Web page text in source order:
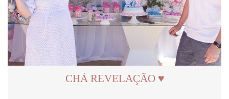
CHÁ REVELAÇÃO ♥